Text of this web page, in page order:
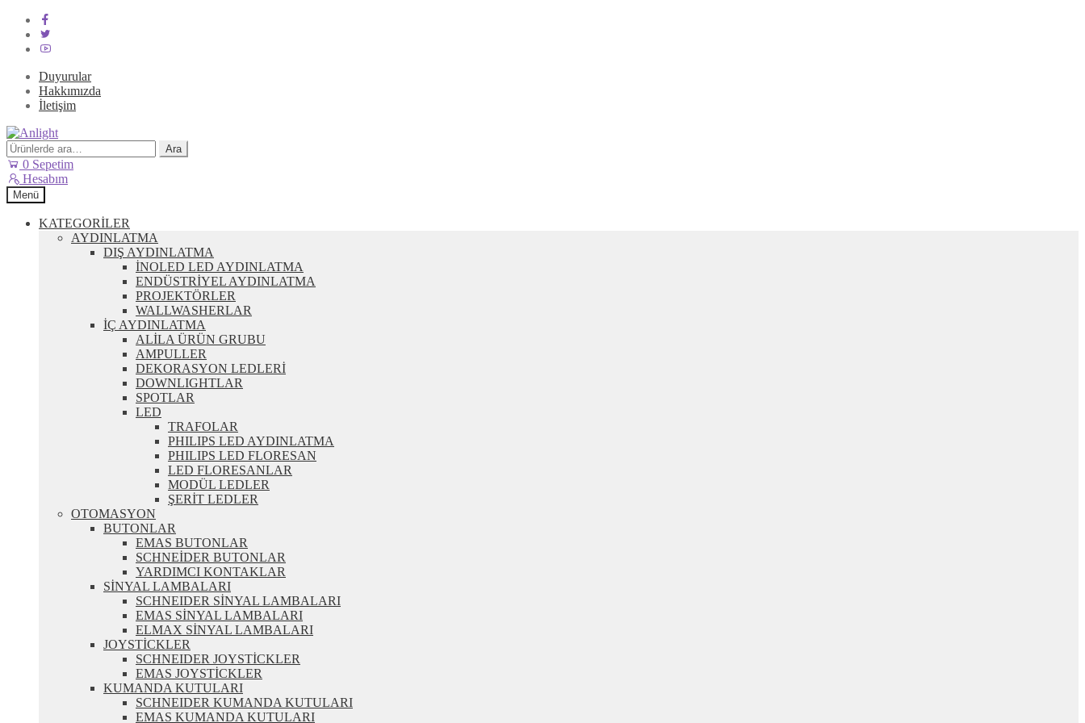
Duyurular
Hakkımızda
İletişim
Dolaşıma
geç
İçeriğe
geç
Ara: Ara
0 Sepetim
Hesabım
Menü
KATEGORİLER
AYDINLATMA
DIŞ AYDINLATMA
İNOLED LED AYDINLATMA
ENDÜSTRİYEL AYDINLATMA
PROJEKTÖRLER
WALLWASHERLAR
İÇ AYDINLATMA
ALİLA ÜRÜN GRUBU
AMPULLER
DEKORASYON LEDLERİ
DOWNLIGHTLAR
SPOTLAR
LED
TRAFOLAR
PHILIPS LED AYDINLATMA
PHILIPS LED FLORESAN
LED FLORESANLAR
MODÜL LEDLER
ŞERİT LEDLER
OTOMASYON
BUTONLAR
EMAS BUTONLAR
SCHNEİDER BUTONLAR
YARDIMCI KONTAKLAR
SİNYAL LAMBALARI
SCHNEIDER SİNYAL LAMBALARI
EMAS SİNYAL LAMBALARI
ELMAX SİNYAL LAMBALARI
JOYSTİCKLER
SCHNEIDER JOYSTİCKLER
EMAS JOYSTİCKLER
KUMANDA KUTULARI
SCHNEIDER KUMANDA KUTULARI
EMAS KUMANDA KUTULARI